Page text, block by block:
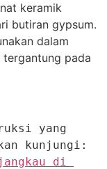
keramik
butiran gypsum.
dalam
pada
yang
di